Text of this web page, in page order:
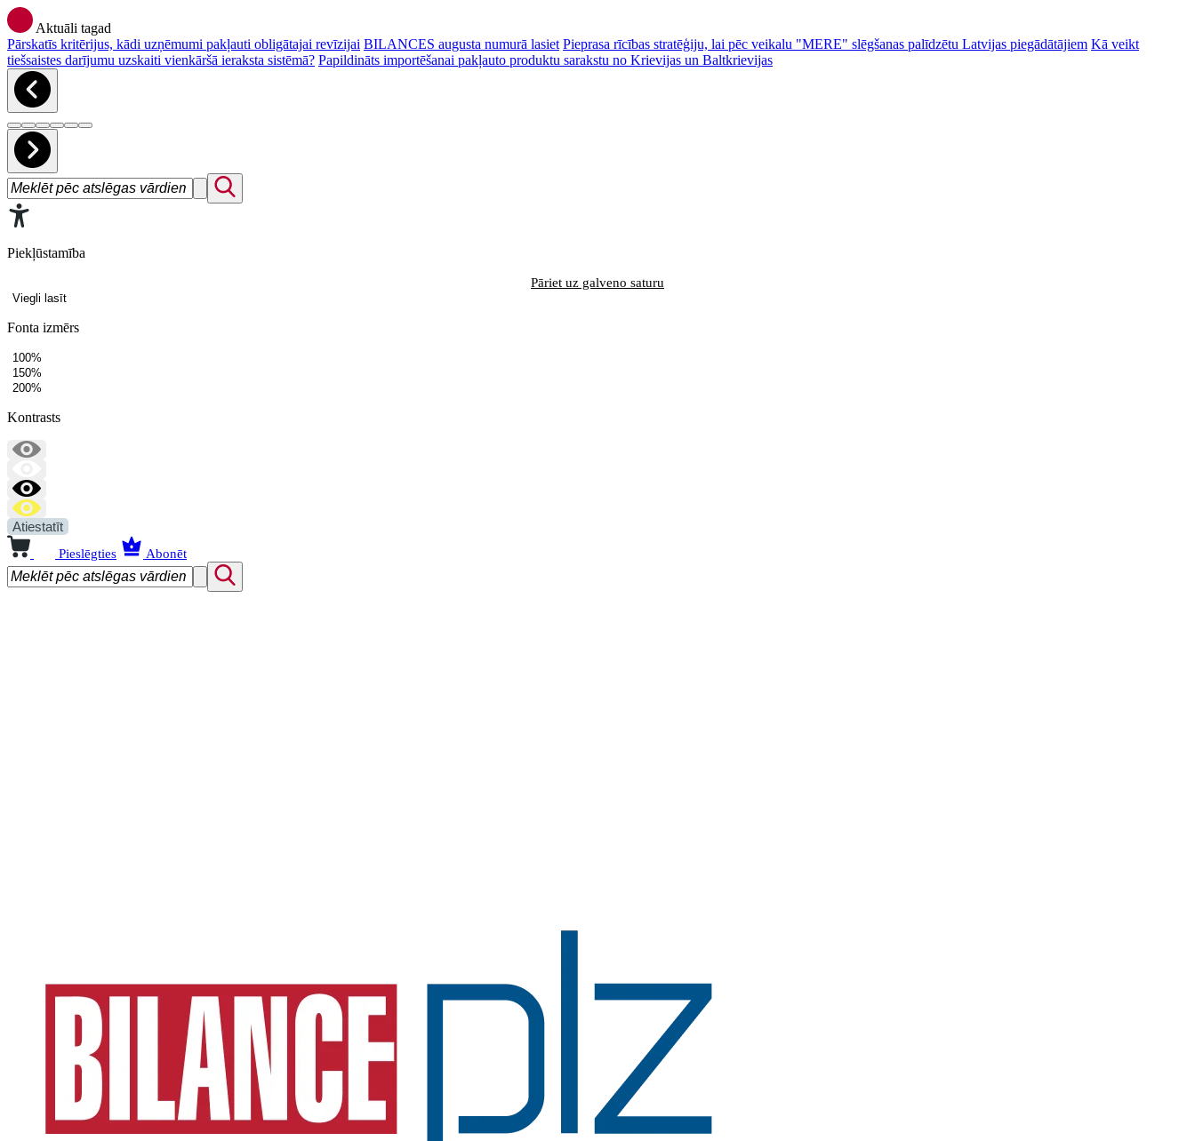
Aktuāli tagad
Pārskatīs kritērijus, kādi uzņēmumi pakļauti obligātajai revīzijai BILANCES augusta numurā lasiet Pieprasa rīcības stratēģiju, lai pēc veikalu "MERE" slēgšanas palīdzētu Latvijas piegādātājiem Kā veikt
tiešsaistes darījumu uzskaiti vienkāršā ieraksta sistēmā? Papildināts importēšanai pakļauto produktu sarakstu no Krievijas un Baltkrievijas
Piekļūstamība
Pāriet uz galveno saturu
Viegli lasīt
Fonta izmērs
100%
150%
200%
Kontrasts
Atiestatīt
Pieslēgties Abonēt